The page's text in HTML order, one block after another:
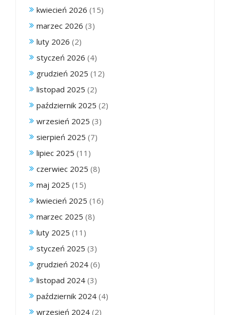
kwiecień 2026 (15)
marzec 2026 (3)
luty 2026 (2)
styczeń 2026 (4)
grudzień 2025 (12)
listopad 2025 (2)
październik 2025 (2)
wrzesień 2025 (3)
sierpień 2025 (7)
lipiec 2025 (11)
czerwiec 2025 (8)
maj 2025 (15)
kwiecień 2025 (16)
marzec 2025 (8)
luty 2025 (11)
styczeń 2025 (3)
grudzień 2024 (6)
listopad 2024 (3)
październik 2024 (4)
wrzesień 2024 (2)